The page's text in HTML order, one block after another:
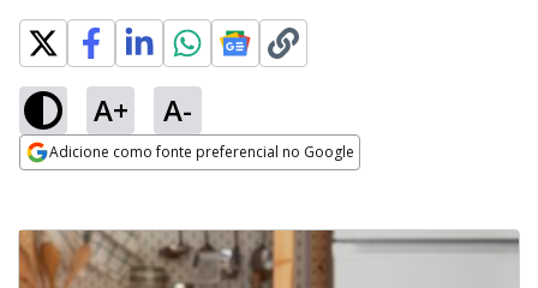
A+ A-
Adicione como fonte preferencial no Google